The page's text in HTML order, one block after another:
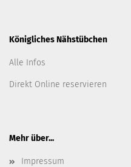
Königliches Nähstübchen
Alle Infos
Direkt Online reservieren
Mehr über...
Impressum